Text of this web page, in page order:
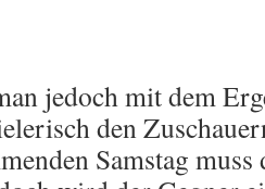
jedoch mit dem
den
Samstag